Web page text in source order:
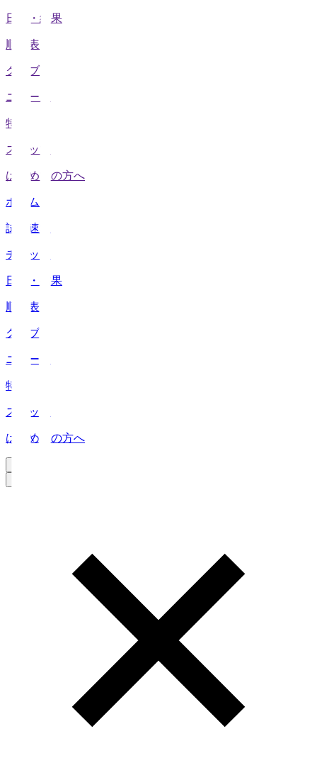
日程・結果
順位表
クラブ
ニュース
特集
スタッツ
はじめての方へ
ホーム
試合速報
チケット
日程・結果
順位表
クラブ
ニュース
特集
スタッツ
はじめての方へ